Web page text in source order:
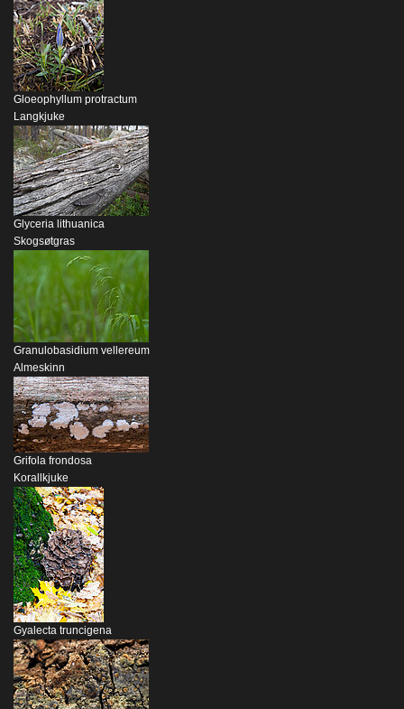
Gloeophyllum protractum
Langkjuke
Glyceria lithuanica
Skogsøtgras
Granulobasidium vellereum
Almeskinn
Grifola frondosa
Korallkjuke
Gyalecta truncigena